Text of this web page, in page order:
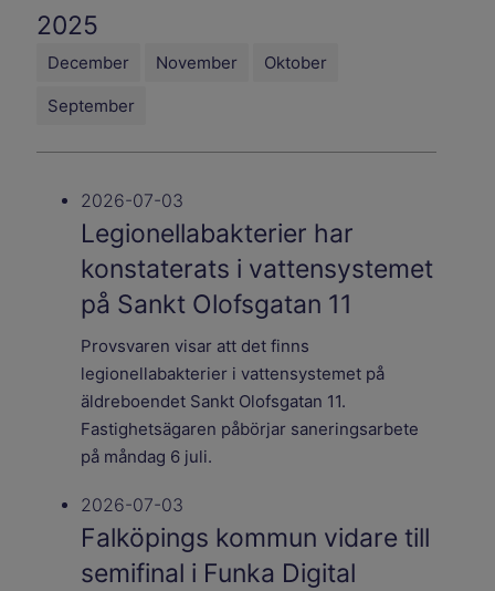
2025
December November Oktober
September
2026-07-03
Legionellabakterier har
konstaterats i vattensystemet
på Sankt Olofsgatan 11
Provsvaren visar att det finns
legionellabakterier i vattensystemet på
äldreboendet Sankt Olofsgatan 11.
Fastighetsägaren påbörjar saneringsarbete
på måndag 6 juli.
2026-07-03
Falköpings kommun vidare till
semifinal i Funka Digital